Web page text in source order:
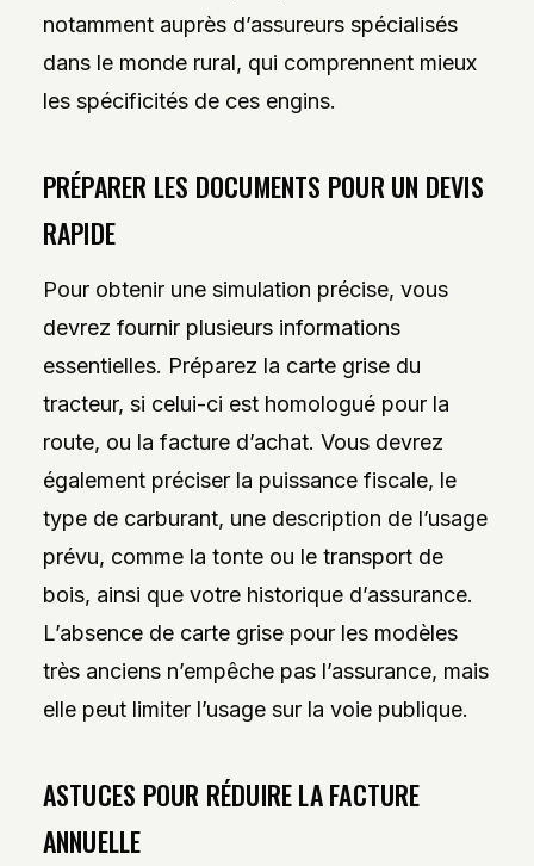
notamment auprès d’assureurs spécialisés
dans le monde rural, qui comprennent mieux
les spécificités de ces engins.
PRÉPARER LES DOCUMENTS POUR UN DEVIS
RAPIDE
Pour obtenir une simulation précise, vous
devrez fournir plusieurs informations
essentielles. Préparez la carte grise du
tracteur, si celui-ci est homologué pour la
route, ou la facture d’achat. Vous devrez
également préciser la puissance fiscale, le
type de carburant, une description de l’usage
prévu, comme la tonte ou le transport de
bois, ainsi que votre historique d’assurance.
L’absence de carte grise pour les modèles
très anciens n’empêche pas l’assurance, mais
elle peut limiter l’usage sur la voie publique.
ASTUCES POUR RÉDUIRE LA FACTURE
ANNUELLE